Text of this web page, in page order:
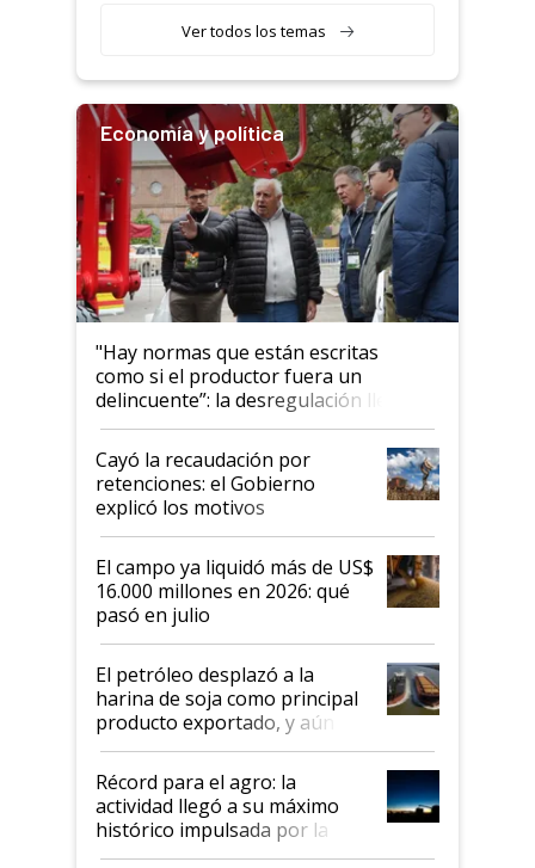
Ver todos los temas
Economía y política
"Hay normas que están escritas
como si el productor fuera un
delincuente”: la desregulación llegó
al Congreso Aapresid y hasta se
habló del financiamiento al IPCVA
Cayó la recaudación por
retenciones: el Gobierno
explicó los motivos
El campo ya liquidó más de US$
16.000 millones en 2026: qué
pasó en julio
El petróleo desplazó a la
harina de soja como principal
producto exportado, y aún así
el agro aportó casi seis de cada
diez dólares y sostuvo el
liderazgo en un semestre
récord
Récord para el agro: la
actividad llegó a su máximo
histórico impulsada por la
cosecha y las exportaciones